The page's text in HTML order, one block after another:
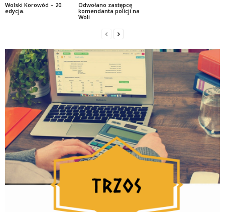
Wolski Korowód – 20.
edycja.
Odwołano zastępcę
komendanta policji na
Woli